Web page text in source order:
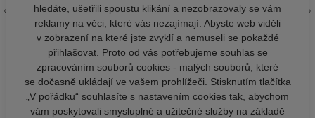
hledáte, ušetřili spoustu klikání a nezobrazovaly se vám
reklamy na věci, které vás nezajímají. Abyste web viděli
v zobrazení na které jste zvyklí a nemuseli se pokaždé
přihlašovat. Proto od vás potřebujeme souhlas se
zpracováním souborů cookies - malých souborů, které
se dočasně ukládají ve vašem prohlížeči. Stisknutím tlačítka
„V pořádku“ souhlasíte s nastavením cookies tak, abychom
vám poskytovali smysluplné a užitečné služby na základě